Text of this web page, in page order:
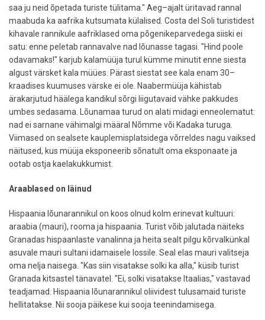
saa ju neid õpetada turiste tülitama." Aeg–ajalt üritavad rannal
maabuda ka aafrika kutsumata külalised. Costa del Soli turistidest
kihavale rannikule aafriklased oma põgenikeparvedega siiski ei
satu: enne peletab rannavalve nad lõunasse tagasi. "Hind poole
odavamaks!" karjub kalamüüja turul kümme minutit enne siesta
algust värsket kala müües. Pärast siestat see kala enam 30–
kraadises kuumuses värske ei ole. Naabermüüja kähistab
ärakarjutud häälega kandikul sõrgi liigutavaid vähke pakkudes
umbes sedasama. Lõunamaa turud on alati midagi enneolematut:
nad ei sarnane vähimalgi määral Nõmme või Kadaka turuga.
Viimased on sealsete kauplemisplatsidega võrreldes nagu vaiksed
näitused, kus müüja eksponeerib sõnatult oma eksponaate ja
ootab ostja kaelakukkumist.
Araablased on läinud
Hispaania lõunarannikul on koos olnud kolm erinevat kultuuri:
araabia (mauri), rooma ja hispaania. Turist võib jalutada näiteks
Granadas hispaanlaste vanalinna ja heita sealt pilgu kõrvalkünkal
asuvale mauri sultani idamaisele lossile. Seal elas mauri valitseja
oma nelja naisega. "Kas siin visatakse solki ka alla," küsib turist
Granada kitsastel tänavatel. "Ei, solki visatakse Itaalias," vastavad
teadjamad. Hispaania lõunarannikul oliividest tulusamaid turiste
hellitatakse. Nii sooja päikese kui sooja teenindamisega.